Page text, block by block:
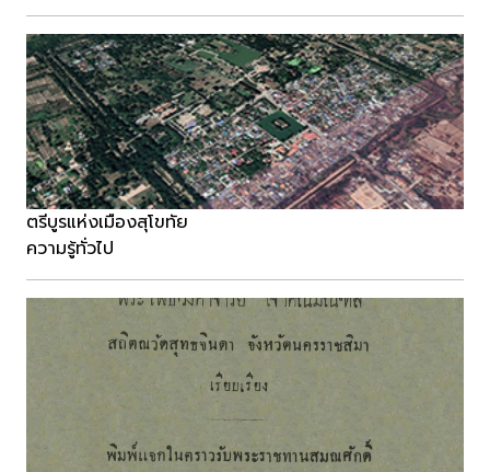
ตรีบูรแห่งเมืองสุโขทัย
ความรู้ทั่วไป